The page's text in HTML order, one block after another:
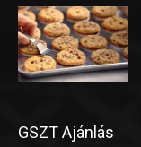
GSZT Ajánlás